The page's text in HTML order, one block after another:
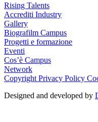
Rising Talents
Accrediti Industry
Gallery
Biografilm Campus
Progetti e formazione
Eventi
Cos’è Campus
Network
Copyright Privacy Policy
Designed and developed by